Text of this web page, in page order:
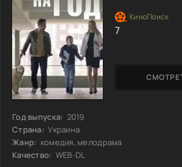
Год выпуска: 2019
Страна: Украина
Жанр: комедия, мелодрама
Качество: WEB-DL
7